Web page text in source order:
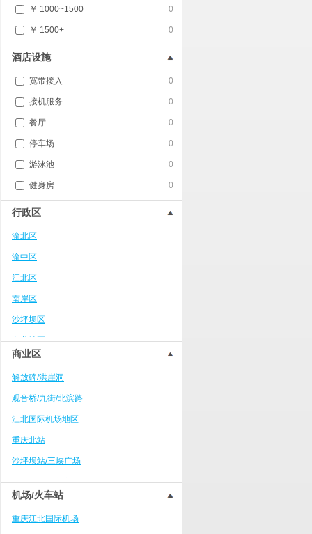
￥ 1000~1500 0
￥ 1500+ 0
酒店设施
宽带接入 0
接机服务 0
餐厅 0
停车场 0
游泳池 0
健身房 0
行政区
渝北区
渝中区
江北区
南岸区
沙坪坝区
九龙坡区
武隆区
万州区
綦江区
永川区
北碚区
江津区
商业区
解放碑/洪崖洞
观音桥/九街/北滨路
江北国际机场地区
重庆北站
沙坪坝站/三峡广场
两江新区/北部新区
南坪商业中心区
大学城
机场/火车站
重庆江北国际机场